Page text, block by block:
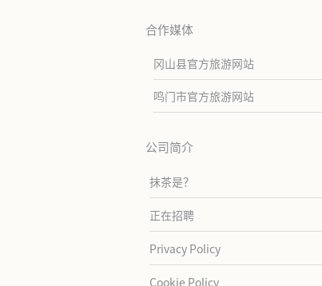
合作媒体
冈山县官方旅游网站
鸣门市官方旅游网站
公司简介
抹茶是？
正在招聘
Privacy Policy
Cookie Policy